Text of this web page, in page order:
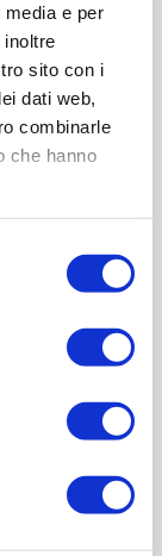
e per
sito con i
dati web,
combinarle
che hanno
250ml